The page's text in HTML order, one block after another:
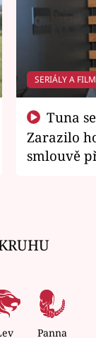
SERIÁLY A
Zarazilo
smlouvě
Panna